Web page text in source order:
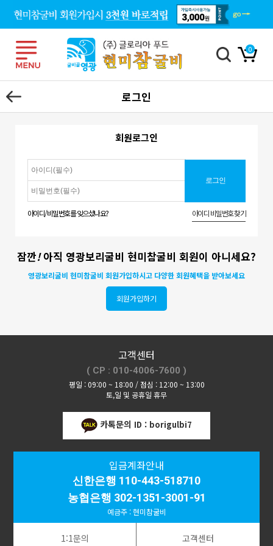
0
로그인
회원로그인
아이디/비밀번호를 잊으셨나요? 아이디 비밀번호 찾기
잠깐!아직 영광보리굴비 현미참굴비 회원이 아니세요?
영광보리굴비 현미참굴비 회원가입하시고 다양한 회원혜택을 받아보세요
회원가입하기
고객센터
( CP : 010-4006-7600 )
평일 : 09:00 ~ 18:00 / 점심 : 12:00 ~ 13:00
토,일 및 공휴일 휴무
카톡문의 ID : borigulbi7
입금계좌안내
신한은행 110-443-518710
농협은행 302-1351-3001-91
예금주 : 현미참굴비
1:1문의 고객센터